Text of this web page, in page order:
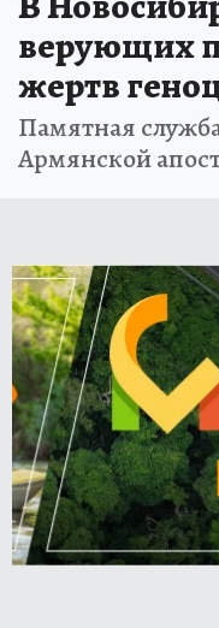
верующих
жертв
Памятная
Армянской